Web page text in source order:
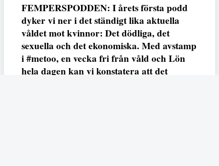
FEMPERSPODDEN: I årets första podd
dyker vi ner i det ständigt lika aktuella
våldet mot kvinnor: Det dödliga, det
sexuella och det ekonomiska. Med avstamp
i #metoo, en vecka fri från våld och Lön
hela dagen kan vi konstatera att det